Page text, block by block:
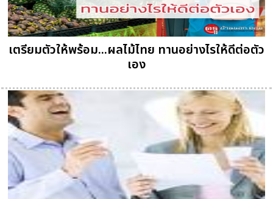
เตรียมตัวให้พร้อม...ผลไม้ไทย ทานอย่างไรให้ดีต่อตัว
เอง